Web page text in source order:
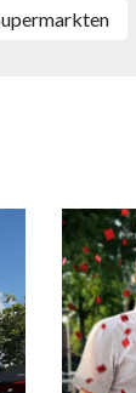
supermarkten